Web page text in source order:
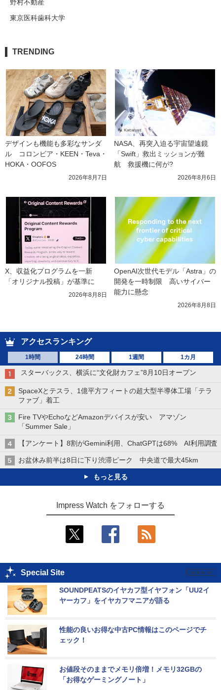
野村不動産
東京医科歯科大学
TRENDING
デザインも機能も多彩なサンダ
ル　コロンビア・KEEN・Teva・
HOKA・OOFOS
2026年8月7日
NASA、再突入迫る宇宙望遠鏡
「Swift」救出ミッションが難
航　救援機に何が?
2026年8月6日
X、収益化プログラムを一新
「オリジナル投稿」が基準に
2026年8月8日
OpenAI次世代モデル「Astra」の
開発を一時制限　高いサイバー
能力に懸念
2026年8月8日
アクセスランキング
1時間 24時間 1週間 1カ月
スターバックス、横浜に“文化財カフェ”8月10日オープン
SpaceXとテスラ、1億平方フィートの超大型半導体工場「テラ
ファブ」着工
Fire TVやEchoなどAmazonデバイスが安い アマゾン
「Summer Sale」
【アンケート】8割がGemini利用、ChatGPTは68% AI利用調査
お盆休み前半は8日に下り渋滞ピーク 中央道で最大45km
もっと見る
Impress Watch をフォローする
Special Site
SOUNDPEATSのイヤカフ型イヤフォン「UU2イ
ヤーカフ」をイヤカフマニアが語る
性能の良いお得な中古PC情報はこのページでチ
ェック！
お値段そのままでメモリ倍増！メモリ32GBの
「お得なゲーミングノート」